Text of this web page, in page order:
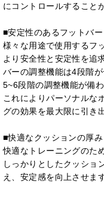
にコントロールすること
■安定性のあるフットバー
様々な用途で使用するフ
より安全性と安定性を追
バーの調整機能は4段階
5~6段階の調整機能が備わ
これによりパーソナルな
グの効果を最大限に引き
■快適なクッションの厚み
快適なトレーニングのた
しっかりとしたクッショ
え、安定感を向上させます